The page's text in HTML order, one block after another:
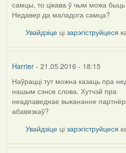
самцы, то цікава ў чым можа
Недавер да маладога самца?
Увайдзіце цізарэгіструйцеся
Harrier- 21.05.2016 - 18:15
In
reply
to
by
Blackbird
Наўрацці тут можна казаць пра
нашым сэнсе слова. Хутчэй пра
неадпаведнае выкананне
абавязкаў?
Увайдзіце цізарэгіструйцеся